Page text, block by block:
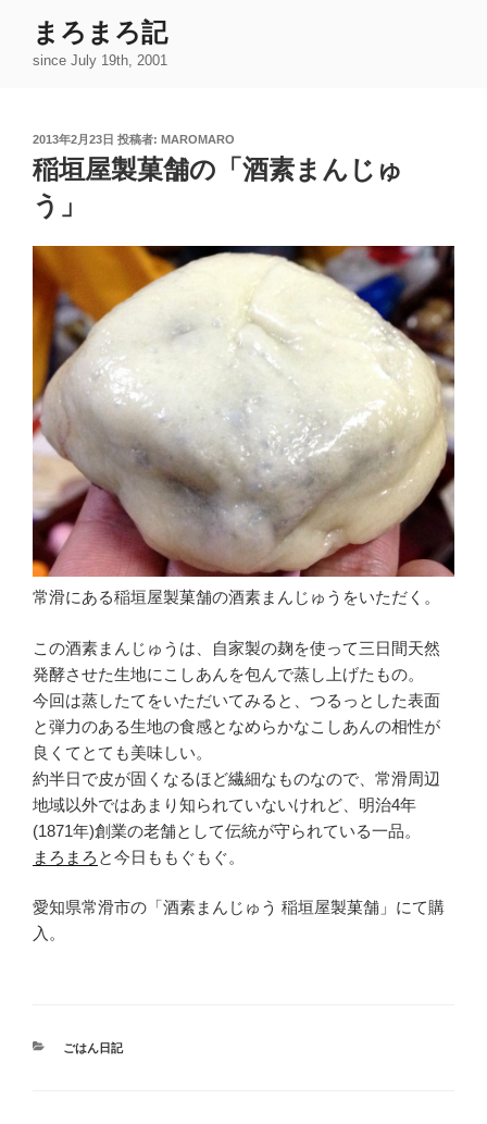
まろまろ記
since July 19th, 2001
投
稿
日:
2013年2月23日 投稿者: MAROMARO
稲垣屋製菓舗の「酒素まんじゅ
う」
常滑にある稲垣屋製菓舗の酒素まんじゅうをいただく。
この酒素まんじゅうは、自家製の麹を使って三日間天然
発酵させた生地にこしあんを包んで蒸し上げたもの。
今回は蒸したてをいただいてみると、つるっとした表面
と弾力のある生地の食感となめらかなこしあんの相性が
良くてとても美味しい。
約半日で皮が固くなるほど繊細なものなので、常滑周辺
地域以外ではあまり知られていないけれど、明治4年
(1871年)創業の老舗として伝統が守られている一品。
まろまろ と今日ももぐもぐ。
愛知県常滑市の「酒素まんじゅう 稲垣屋製菓舗」にて購
入。
カ
ごはん日記